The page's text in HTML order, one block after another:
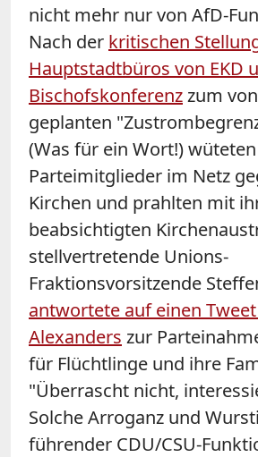
nicht mehr nur von AfD-
Nach der kritischen
Hauptstadtbüros von EKD
Bischofskonferenzzum
geplanten
(Was für ein Wort!) wüteten
Parteimitglieder im Netz
Kirchen und prahlten mit
beabsichtigten
stellvertretende Unions-
Fraktionsvorsitzende
antwortete auf einen
Alexanders zur
für Flüchtlinge und ihre
"Überrascht nicht,
Solche Arroganz und
führender CDU/CSU-